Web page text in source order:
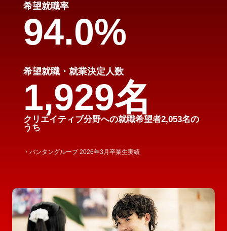
希望就職率
94.0%
希望就職・就業決定人数
1,929名
クリエイティブ分野への就職希望者2,053名の
うち
・バンタングループ 2026年3月卒業生実績